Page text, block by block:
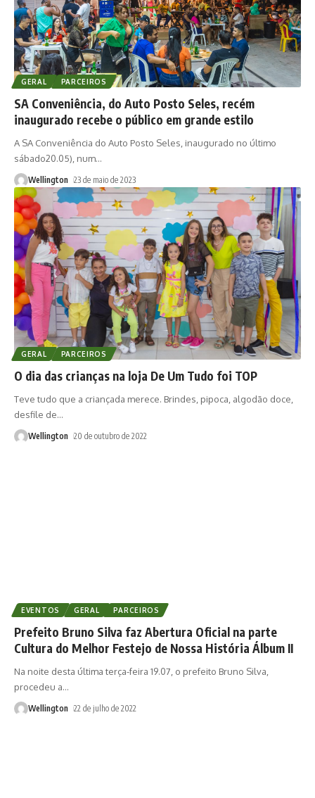
GERAL PARCEIROS
SA Conveniência, do Auto Posto Seles, recém
inaugurado recebe o público em grande estilo
A SA Conveniência do Auto Posto Seles, inaugurado no último
sábado20.05), num…
Wellington 23 de maio de 2023
GERAL PARCEIROS
O dia das crianças na loja De Um Tudo foi TOP
Teve tudo que a criançada merece. Brindes, pipoca, algodão doce,
desfile de…
Wellington 20 de outubro de 2022
EVENTOS GERAL PARCEIROS
Prefeito Bruno Silva faz Abertura Oficial na parte
Cultura do Melhor Festejo de Nossa História Álbum II
Na noite desta última terça-feira 19.07, o prefeito Bruno Silva,
procedeu a…
Wellington 22 de julho de 2022